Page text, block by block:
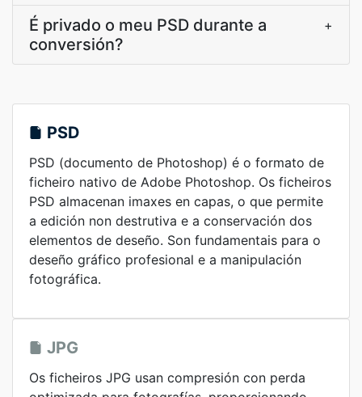
É privado o meu PSD durante a
conversión?
+
PSD
PSD (documento de Photoshop) é o formato de
ficheiro nativo de Adobe Photoshop. Os ficheiros
PSD almacenan imaxes en capas, o que permite
a edición non destrutiva e a conservación dos
elementos de deseño. Son fundamentais para o
deseño gráfico profesional e a manipulación
fotográfica.
JPG
Os ficheiros JPG usan compresión con perda